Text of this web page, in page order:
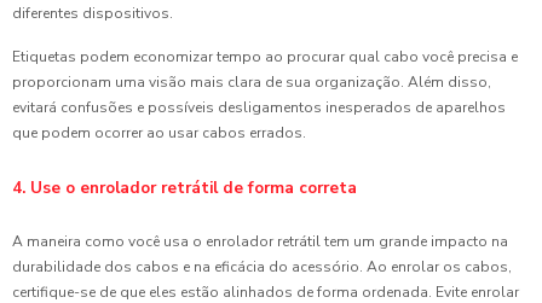
diferentes dispositivos.
Etiquetas podem economizar tempo ao procurar qual cabo você precisa e
proporcionam uma visão mais clara de sua organização. Além disso,
evitará confusões e possíveis desligamentos inesperados de aparelhos
que podem ocorrer ao usar cabos errados.
4. Use o enrolador retrátil de forma correta
A maneira como você usa o enrolador retrátil tem um grande impacto na
durabilidade dos cabos e na eficácia do acessório. Ao enrolar os cabos,
certifique-se de que eles estão alinhados de forma ordenada. Evite enrolar